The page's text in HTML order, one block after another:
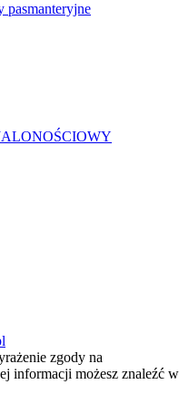
pasmanteryjne
zgody na
informacji możesz znaleźć w